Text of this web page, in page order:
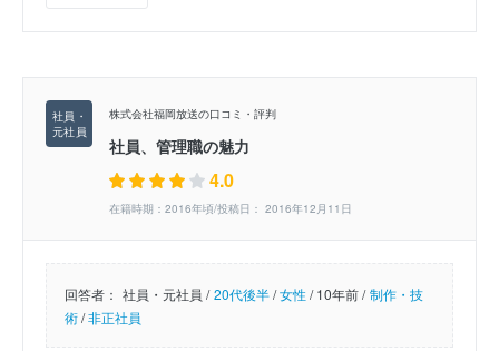
株式会社福岡放送の口コミ・評判
社員、管理職の魅力
4.0
在籍時期：2016年頃/投稿日： 2016年12月11日
回答者： 社員・元社員 / 20代後半/女性/10年前 / 制作・技
術/非正社員